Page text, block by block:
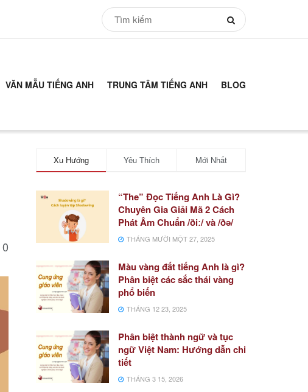
VĂN MẪU TIẾNG ANH TRUNG TÂM TIẾNG ANH BLOG
0
Xu Hướng Yêu Thích Mới Nhất
“The” Đọc Tiếng Anh Là Gì?
Chuyên Gia Giải Mã 2 Cách
Phát Âm Chuẩn /ðiː/ và /ðə/
THÁNG MƯỜI MỘT 27, 2025
Màu vàng đất tiếng Anh là gì?
Phân biệt các sắc thái vàng
phổ biến
THÁNG 12 23, 2025
Phân biệt thành ngữ và tục
ngữ Việt Nam: Hướng dẫn chi
tiết
THÁNG 3 15, 2026